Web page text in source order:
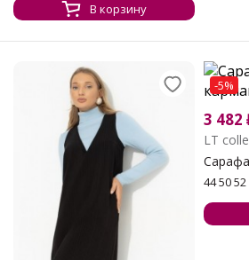
В корзину
-5%
3 482
LT
44 50 52